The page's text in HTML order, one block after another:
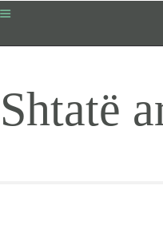
Shtatë
PRINDËR